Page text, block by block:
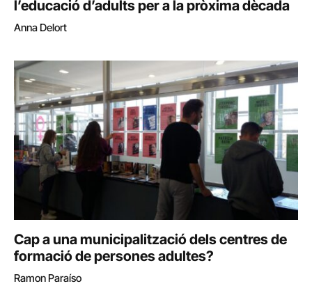
l’educació d’adults per a la pròxima dècada
Anna Delort
Cap a una municipalització dels centres de
formació de persones adultes?
Ramon Paraíso